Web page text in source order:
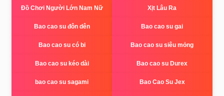
Đồ Chơi Người Lớn Nam Nữ Xịt Lâu Ra
Bao cao su đôn dên Bao cao su gai
Bao cao su có bi Bao cao su siêu mỏng
Bao cao su kéo dài Bao cao su Durex
bao cao su sagami Bao Cao Su Jex